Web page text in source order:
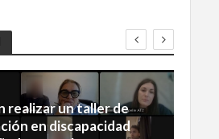
realizar un taller de
en discapacidad